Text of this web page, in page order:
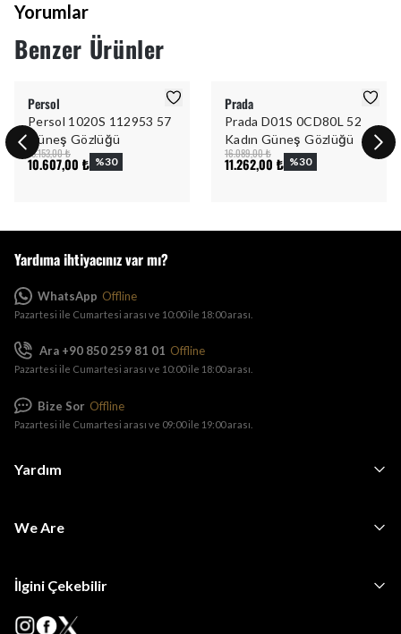
Yorumlar
Benzer Ürünler
Persol
Persol 1020S 112953 57
Güneş Gözlüğü
15.153,00 ₺
10.607,00 ₺ %30
Prada
Prada D01S 0CD80L 52
Kadın Güneş Gözlüğü
16.089,00 ₺
11.262,00 ₺ %30
Yardım
We Are
İlgini Çekebilir
Yardıma ihtiyacınız var mı?
WhatsApp Offline
Pazartesi ile Cumartesi arası ve 10:00 ile 18:00 arası.
Ara +90 850 259 81 01 Offline
Pazartesi ile Cumartesi arası ve 10:00 ile 18:00 arası.
Bize Sor Offline
Pazartesi ile Cumartesi arası ve 09:00 ile 19:00 arası.